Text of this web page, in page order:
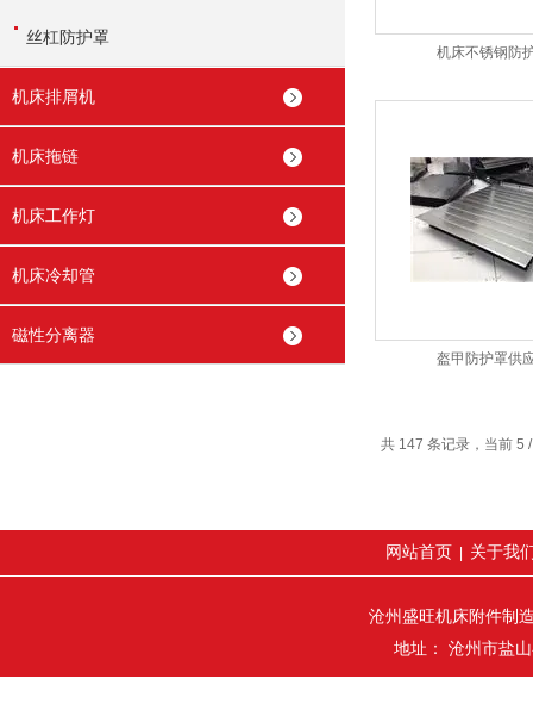
丝杠防护罩
机床排屑机
机床拖链
机床工作灯
机床冷却管
磁性分离器
机床不锈钢防
盔甲防护罩供
共 147 条记录，当前 5
网站首页 关于我
沧州盛旺机床附件制
地址： 沧州市盐